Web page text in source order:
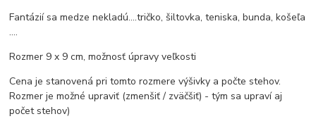
Fantázií sa medze nekladú....tričko, šiltovka, teniska, bunda, košeľa
....
Rozmer 9 x 9 cm, možnosť úpravy veľkosti
Cena je stanovená pri tomto rozmere výšivky a počte stehov.
Rozmer je možné upraviť (zmenšiť / zväčšiť) - tým sa upraví aj
počet stehov)